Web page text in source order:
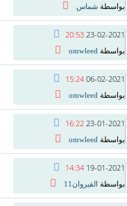
بواسطة شماس
23-02-2021
20:53
بواسطة omwleed
06-02-2021
15:24
بواسطة omwleed
23-01-2021
16:22
بواسطة omwleed
19-01-2021
14:34
بواسطة القيروان11